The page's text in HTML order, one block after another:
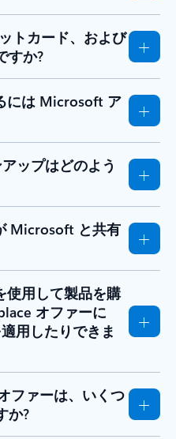
トカード、および
すか?
には Microsoft ア
ップはどのよう
Microsoft と共有
使用して製品を購
オファーに
用したりできま
ファーは、いくつ
か?